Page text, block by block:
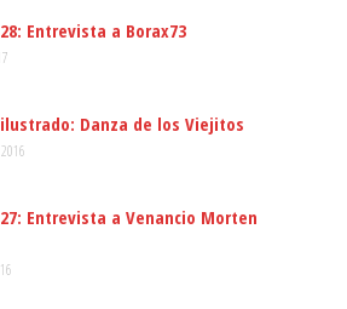
Entrevista a Borax73
Danza de los Viejitos
Entrevista a Venancio Morten